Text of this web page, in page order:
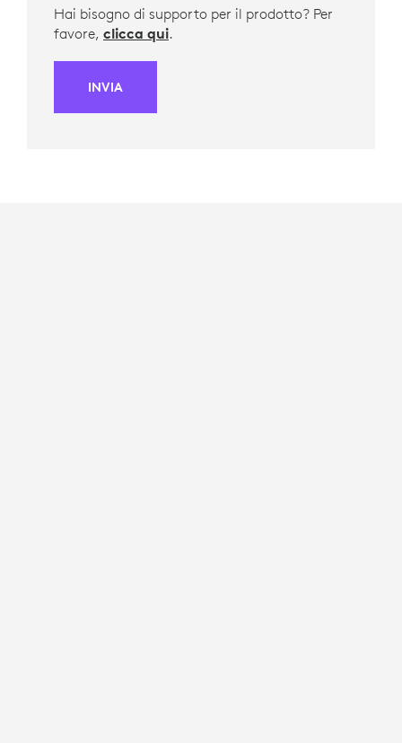
Hai bisogno di supporto per il prodotto? Per
favore, clicca qui.
INVIA